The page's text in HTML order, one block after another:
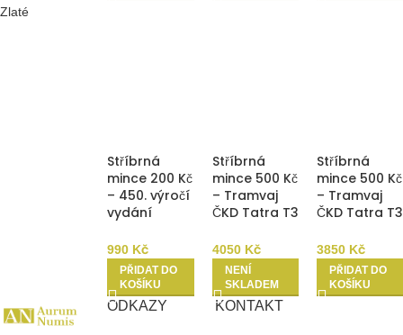
Zlaté
Stříbrná
mince 200 Kč
– 450. výročí
vydání
mapy
Moravy 2024
Proof
990 Kč
PŘIDAT DO
KOŠÍKU
Stříbrná
mince 500 Kč
– Tramvaj
ČKD Tatra T3
4050 Kč
NENÍ
SKLADEM
Stříbrná
mince 500 Kč
– Tramvaj
ČKD Tatra T3
3850 Kč
PŘIDAT DO
KOŠÍKU
ODKAZY KONTAKT